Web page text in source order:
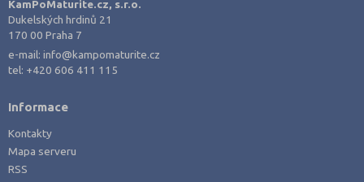
KamPoMaturite.cz, s.r.o.
Dukelských hrdinů 21
170 00 Praha 7
e-mail:info@kampomaturite.cz
tel: +420 606 411 115
Informace
Kontakty
Mapa serveru
RSS